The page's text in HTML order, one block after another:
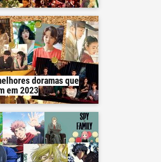
doramas que
em 2023